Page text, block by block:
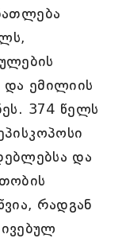
და ემილიის
374 წელს
და
რადგან